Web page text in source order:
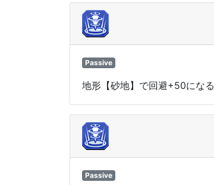
Passive
地形【砂地】で回避+50になる
Passive